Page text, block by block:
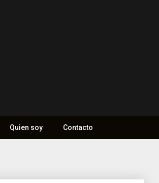
Quien soy Contacto